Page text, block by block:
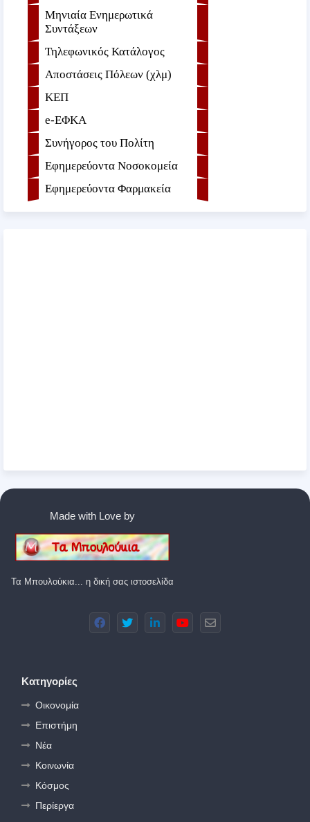
Μηνιαία Ενημερωτικά
Συντάξεων
Τηλεφωνικός Κατάλογος
Αποστάσεις Πόλεων (χλμ)
ΚΕΠ
e-ΕΦKA
Συνήγορος του Πολίτη
Εφημερεύοντα Νοσοκομεία
Εφημερεύοντα Φαρμακεία
Made with Love by
Τα Μπουλούκια... η δική σας ιστοσελίδα
Κατηγορίες
Οικονομία
Επιστήμη
Νέα
Κοινωνία
Κόσμος
Περίεργα